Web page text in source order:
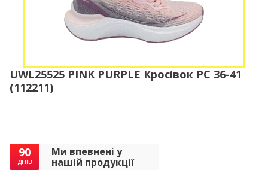
UWL25525 PINK PURPLE Кросівок PC 36-41
(112211)
90
днів
Ми впевнені у
нашій продукції